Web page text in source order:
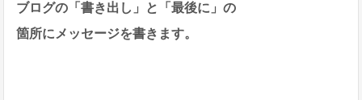
ブログの「書き出し」と「最後に」の
箇所にメッセージを書きます。